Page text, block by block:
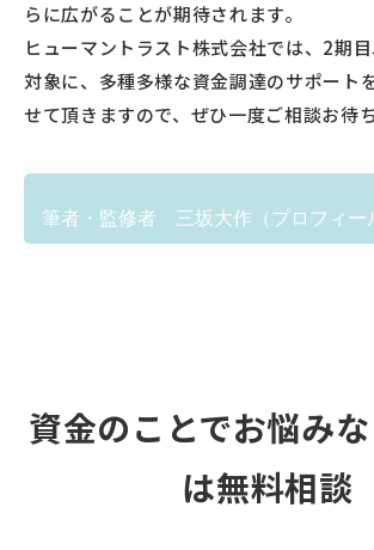
らに広がることが期待されます。
ヒューマントラスト株式会社では、2期
対象に、多種多様な資金調達のサポート
せて頂きますので、ぜひ一度ご相談お待
筆者・監修者 三坂大作（プロフィー
資金のことでお悩み
は無料相談